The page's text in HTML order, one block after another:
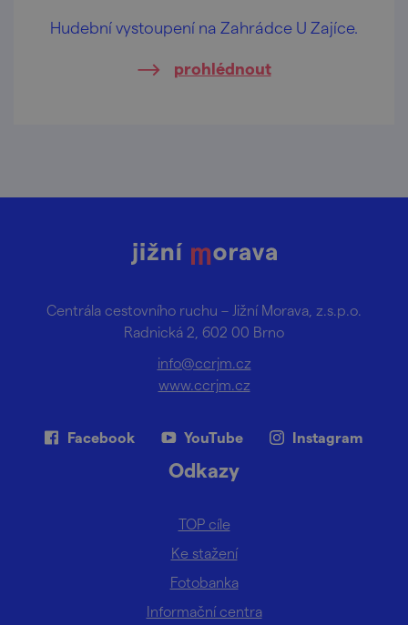
Hudební vystoupení na Zahrádce U Zajíce.
prohlédnout
Centrála cestovního ruchu – Jižní Morava, z.s.p.o.
Radnická 2, 602 00 Brno
info@ccrjm.cz
www.ccrjm.cz
Facebook YouTube Instagram
Odkazy
TOP cíle
Ke stažení
Fotobanka
Informační centra